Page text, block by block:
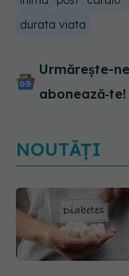
durata viata
Urmărește-
abonează‑te!
NOUTĂȚI